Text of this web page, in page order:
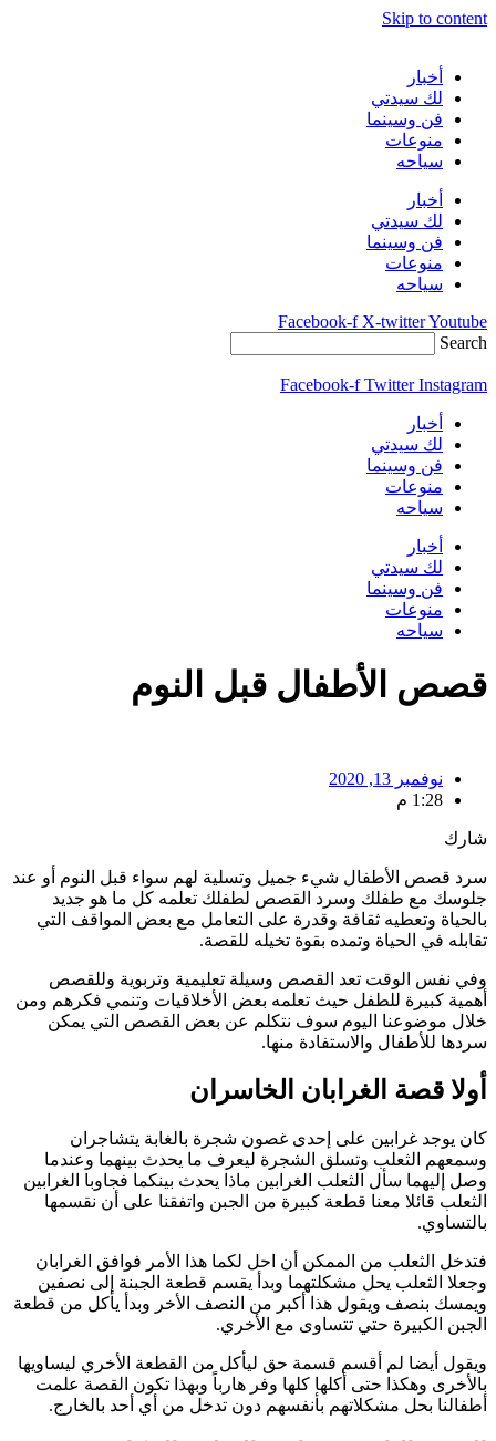
Skip to content
أخبار
لك سيدتي
فن وسينما
منوعات
سياحه
أخبار
لك سيدتي
فن وسينما
منوعات
سياحه
Facebook-f X-twitterYoutube
Search
Facebook-f Twitter Instagram
أخبار
لك سيدتي
فن وسينما
منوعات
سياحه
أخبار
لك سيدتي
فن وسينما
منوعات
سياحه
قصص الأطفال قبل النوم
نوفمبر 13, 2020
1:28 م
شارك
سرد قصص الأطفال شيء جميل وتسلية لهم سواء قبل النوم أو عند
جلوسك مع طفلك وسرد القصص لطفلك تعلمه كل ما هو جديد
بالحياة وتعطيه ثقافة وقدرة على التعامل مع بعض المواقف التي
تقابله في الحياة وتمده بقوة تخيله للقصة.
وفي نفس الوقت تعد القصص وسيلة تعليمية وتربوية وللقصص
أهمية كبيرة للطفل حيث تعلمه بعض الأخلاقيات وتنمي فكرهم ومن
خلال موضوعنا اليوم سوف نتكلم عن بعض القصص التي يمكن
سردها للأطفال والاستفادة منها.
أولا قصة الغرابان الخاسران
كان يوجد غرابين على إحدى غصون شجرة بالغابة يتشاجران
وسمعهم الثعلب وتسلق الشجرة ليعرف ما يحدث بينهما وعندما
وصل إليهما سأل الثعلب الغرابين ماذا يحدث بينكما فجاوبا الغرابين
الثعلب قائلا معنا قطعة كبيرة من الجبن واتفقنا على أن نقسمها
بالتساوي.
فتدخل الثعلب من الممكن أن احل لكما هذا الأمر فوافق الغرابان
وجعلا الثعلب يحل مشكلتهما وبدأ يقسم قطعة الجبنة إلى نصفين
ويمسك بنصف ويقول هذا أكبر من النصف الأخر وبدأ يأكل من قطعة
الجبن الكبيرة حتي تتساوى مع الأخري.
ويقول أيضا لم أقسم قسمة حق ليأكل من القطعة الأخري ليساويها
بالأخرى وهكذا حتى أكلها كلها وفر هارباً وبهذا تكون القصة علمت
أطفالنا بحل مشكلاتهم بأنفسهم دون تدخل من أي أحد بالخارج.